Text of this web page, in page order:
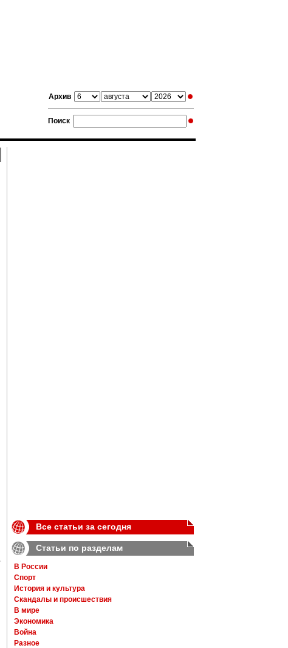
Архив
Поиск
Все статьи за сегодня
Статьи по разделам
В России
Спорт
История и культура
Скандалы и происшествия
В мире
Экономика
Война
Разное